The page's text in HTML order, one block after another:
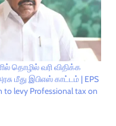
தொழில் வரி விதிக்க
மீது இபிஎஸ் காட்டம் | EPS
to levy Professional tax on